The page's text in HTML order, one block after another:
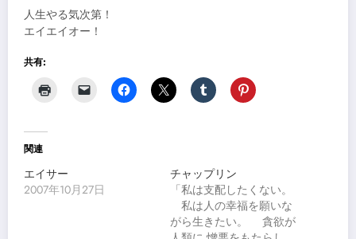
人生やる気次第！
エイエイオー！
共有:
関連
エイサー
2007年10月27日
チャップリン
「私は支配したくない。
私は人の幸福を願いな
がら生きたい。 貪欲が